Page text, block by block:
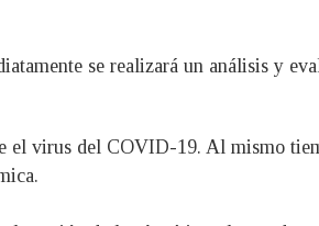
se realizará un análisis y
el virus del COVID-19. Al mismo